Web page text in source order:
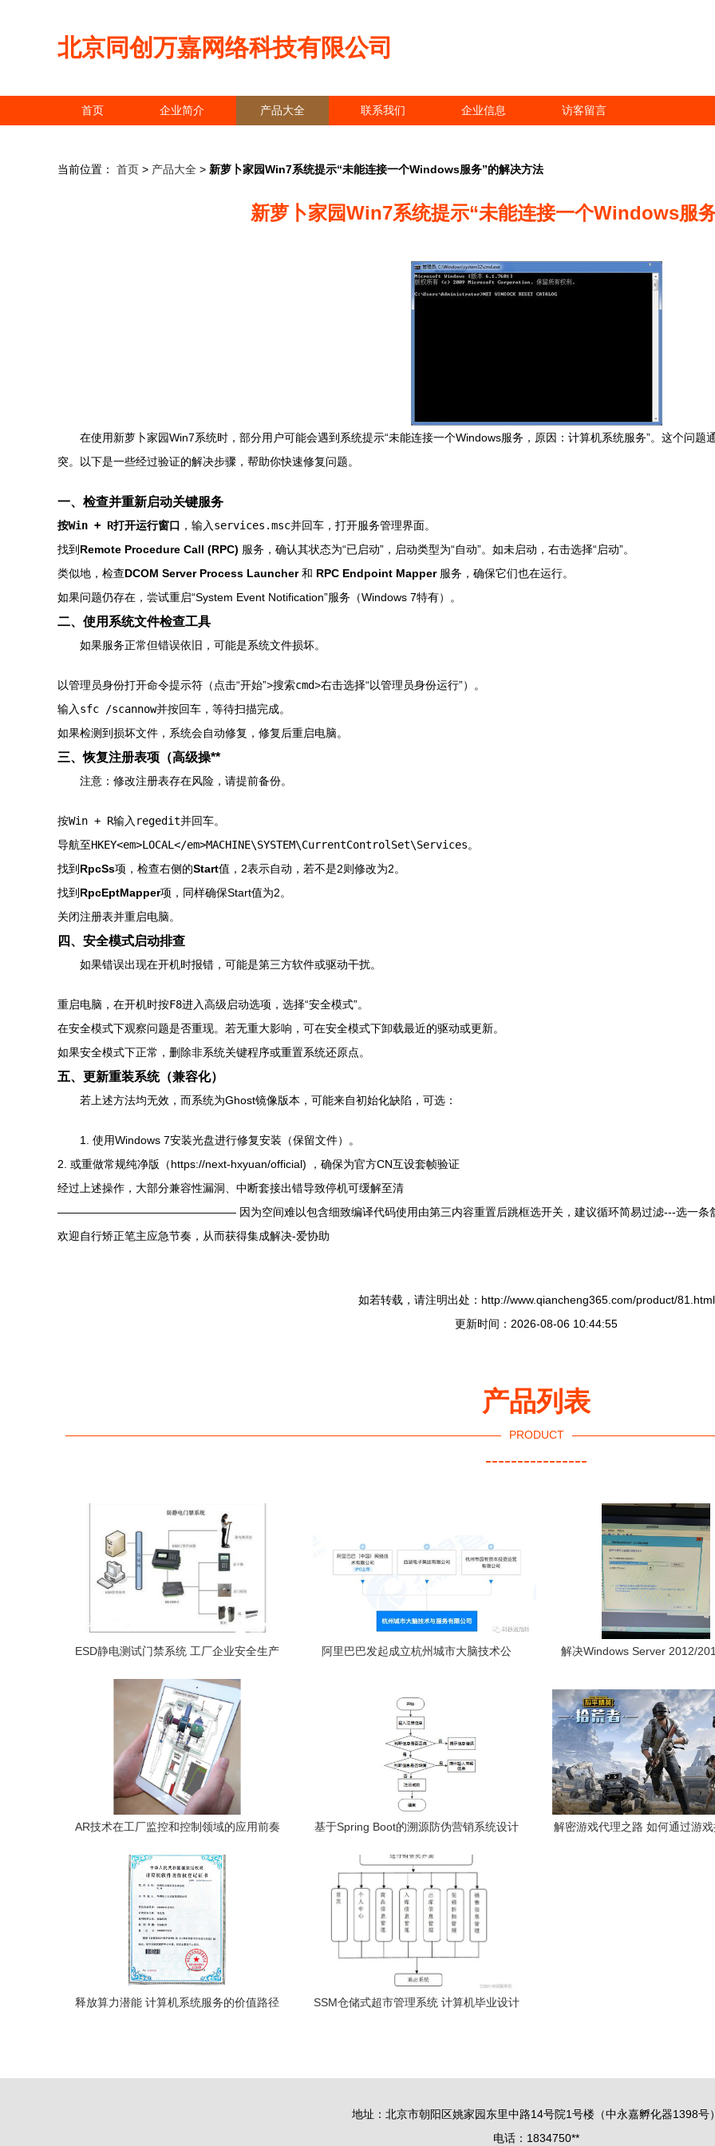
北京同创万嘉网络科技有限公司
首页 企业简介 产品大全 联系我们 企业信息 访客留言
当前位置： 首页 > 产品大全 > 新萝卜家园Win7系统提示“未能连接一个Windows服务”的解决方法
新萝卜家园Win7系统提示“未能连接一个Windows服
在使用新萝卜家园Win7系统时，部分用户可能会遇到系统提示“未能连接一个Windows服务，原因：计算机系统服务”。这个问
突。以下是一些经过验证的解决步骤，帮助你快速修复问题。
一、检查并重新启动关键服务
按Win + R打开运行窗口 ，输入 services.msc并回车，打开服务管理界面。
找到 Remote Procedure Call (RPC) 服务，确认其状态为“已启动”，启动类型为“自动”。如未启动，右击选择“启动”。
类似地，检查DCOM Server Process Launcher和 RPC Endpoint Mapper服务，确保它们也在运行。
如果问题仍存在，尝试重启“System Event Notification”服务（Windows 7特有）。
二、使用系统文件检查工具
如果服务正常但错误依旧，可能是系统文件损坏。
以管理员身份打开命令提示符（点击“开始”>搜索cmd>右击选择“以管理员身份运行”）。
输入 sfc /scannow并按回车，等待扫描完成。
如果检测到损坏文件，系统会自动修复，修复后重启电脑。
三、恢复注册表项（高级操**
注意：修改注册表存在风险，请提前备份。
按Win + R输入 regedit并回车。
导航至HKEY<em>LOCAL</em>MACHINE\SYSTEM\CurrentControlSet\Services。
找到 RpcSs项，检查右侧的Start值，2表示自动，若不是2则修改为2。
找到 RpcEptMapper项，同样确保Start值为2。
关闭注册表并重启电脑。
四、安全模式启动排查
如果错误出现在开机时报错，可能是第三方软件或驱动干扰。
重启电脑，在开机时按F8进入高级启动选项，选择“安全模式”。
在安全模式下观察问题是否重现。若无重大影响，可在安全模式下卸载最近的驱动或更新。
如果安全模式下正常，删除非系统关键程序或重置系统还原点。
五、更新重装系统（兼容化）
若上述方法均无效，而系统为Ghost镜像版本，可能来自初始化缺陷，可选：
1. 使用Windows 7安装光盘进行修复安装（保留文件）。
2. 或重做常规纯净版（https://next-hxyuan/official) ，确保为官方CN互设套帧验证
经过上述操作，大部分兼容性漏洞、中断套接出错导致停机可缓解至清
———————————————— 因为空间难以包含细致编译代码使用由第三内容重置后跳框选开关，建议循环简易过滤---选一条
欢迎自行矫正笔主应急节奏，从而获得集成解决-爱协助
如若转载，请注明出处：http://www.qiancheng365.com/product/81.html
更新时间：2026-08-06 10:44:55
产品列表
PRODUCT
----------------
ESD静电测试门禁系统 工厂企业安全生产
阿里巴巴发起成立杭州城市大脑技术公
解决Windows Server 2012/
AR技术在工厂监控和控制领域的应用前奏
基于Spring Boot的溯源防伪营销系统设计
解密游戏代理之路 如何通过游
释放算力潜能 计算机系统服务的价值路径
SSM仓储式超市管理系统 计算机毕业设计
地址：北京市朝阳区姚家园东里中路14号院1号楼（中永嘉孵化器1398号）
电话：1834750**